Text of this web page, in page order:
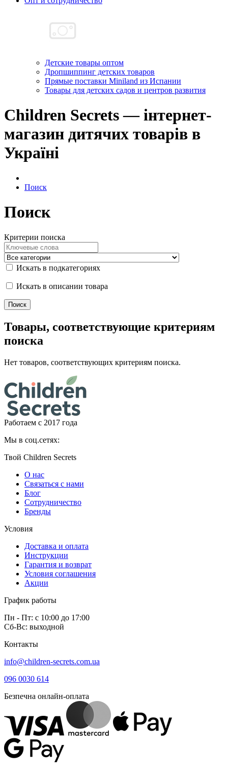
Детские товары оптом
Дропшиппинг детских товаров
Прямые поставки Miniland из Испании
Товары для детских садов и центров развития
Children Secrets — інтернет-
магазин дитячих товарів в
Україні
Поиск
Поиск
Критерии поиска
Искать в подкатегориях
Искать в описании товара
Товары, соответствующие критериям
поиска
Нет товаров, соответствующих критериям поиска.
Работаем с 2017 года
Мы в соц.сетях:
Твой Children Secrets
О нас
Связаться с нами
Блог
Сотрудничество
Бренды
Условия
Доставка и оплата
Инструкции
Гарантия и возврат
Условия соглашения
Акции
График работы
Пн - Пт: с 10:00 до 17:00
Сб-Вс: выходной
Контакты
info@children-secrets.com.ua
096 0030 614
Безпечна онлайн-оплата